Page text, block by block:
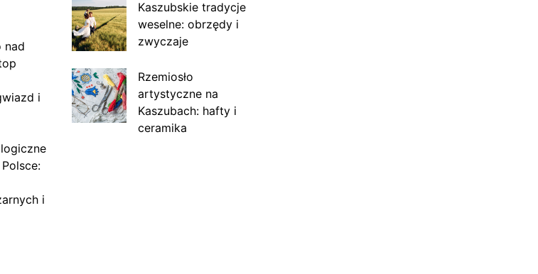
nad
i
i
Kaszubskie tradycje
weselne: obrzędy i
zwyczaje
Rzemiosło
artystyczne na
Kaszubach: hafty i
ceramika